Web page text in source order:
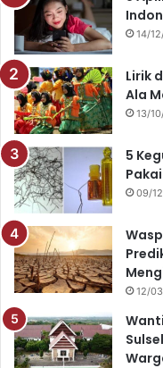
b
o
14/
Lirik
Ala
13/
5
09/
12/